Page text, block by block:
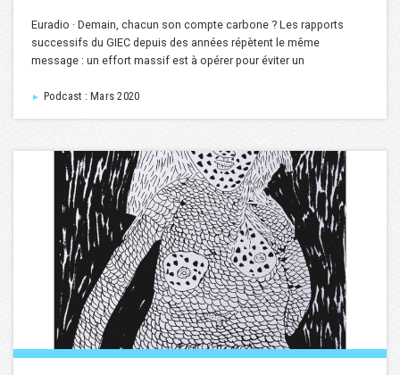
Euradio · Demain, chacun son compte carbone ? Les rapports
successifs du GIEC depuis des années répètent le même
message : un effort massif est à opérer pour éviter un
► Podcast : Mars 2020